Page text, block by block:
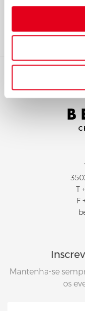
T
F
Mantenha-se
os